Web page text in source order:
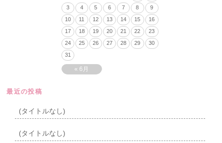
« 6月
3 4 5 6 7 8
9
10
11 12 13 14 15
16
17
18 19 20 21 22
23
24
25 26 27 28 29
30
31
最近の投稿
(タイトルなし)
(タイトルなし)